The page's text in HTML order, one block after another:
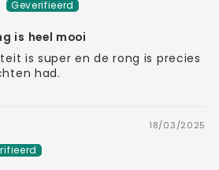
is heel mooi
is super en de rong is precies
had.
18/03/2025